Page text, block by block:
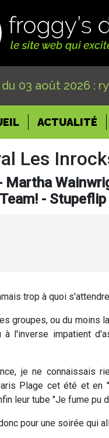
03 août 2026 :
(CURRENT)
ACTUALITÉ
Les
Martha
- Stupeflip
trop à quoi
groupes, ou du moins
à l'inverse impatient
je ne connaissais
Plage cet été et en
leur tube "Je fume pu
pour une soirée qui